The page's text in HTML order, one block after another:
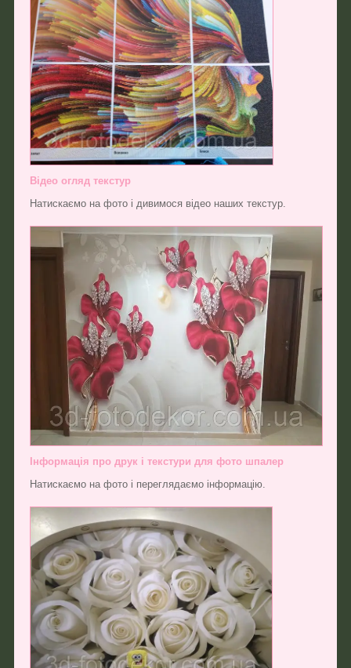
Відео огляд текстур
Натискаємо на фото і дивимося відео наших текстур.
Інформація про друк і текстури для фото шпалер
Натискаємо на фото і переглядаємо інформацію.